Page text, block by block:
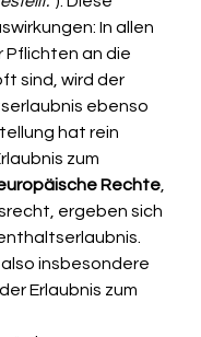
In allen
Pflichten an die
sind, wird der
ebenso
hat rein
zum
Rechte
ergeben sich
insbesondere
Erlaubnis zum